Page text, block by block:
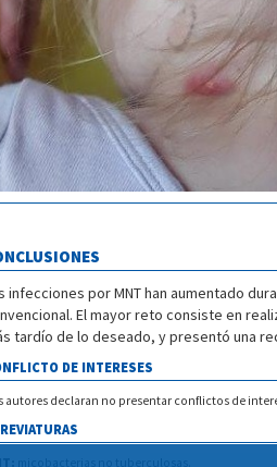
infecciones por MNT han aumentado
El mayor reto consiste en
tardío de lo deseado, y presentó una
DE INTERESES
autores declaran no presentar conflictos de